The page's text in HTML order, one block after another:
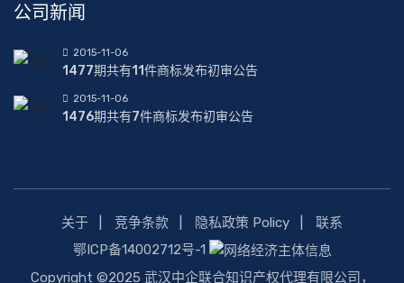
公司新闻
2015-11-06
1477期共有11件商标发布初审公告
2015-11-06
1476期共有7件商标发布初审公告
关于 竞争条款 隐私政策 Policy
联系
鄂ICP备14002712号-1
Copyright ©2025 武汉中企联合知识产权代理有限公司，